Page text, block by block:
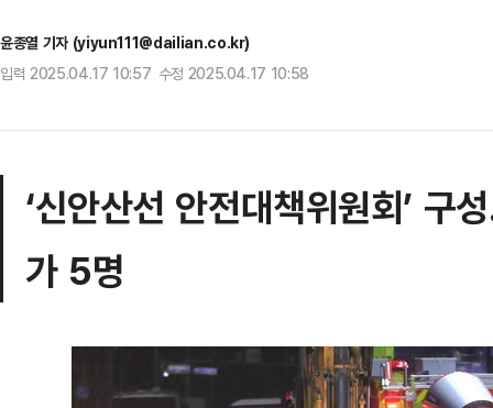
윤종열 기자 (yiyun111@dailian.co.kr)
입력 2025.04.17 10:57 수정 2025.04.17 10:58
‘신안산선 안전대책위원회’ 구
가 5명